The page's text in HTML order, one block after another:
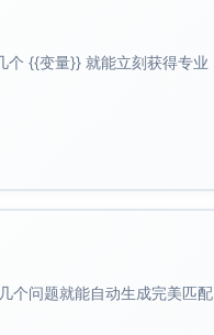
段线性拟合递减曲线。
和近期权重加大。
），便于求最优频控。
）。
生存偏差。
个 {{变量}} 就能立刻获得专业
个问题就能自动生成完美匹配